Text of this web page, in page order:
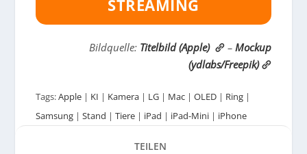
STREAMING
Bildquelle: Titelbild (Apple) – Mockup
(ydlabs/Freepik)
Tags:Apple | KI | Kamera | LG | Mac |OLED | Ring |
Samsung |Stand |Tiere | iPad | iPad-Mini | iPhone
TEILEN